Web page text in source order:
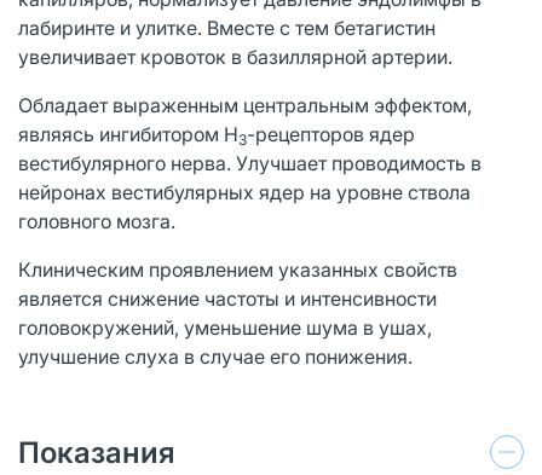
лабиринте и улитке. Вместе с тем бетагистин
увеличивает кровоток в базиллярной артерии.
Обладает выраженным центральным эффектом,
являясь ингибитором Н3-рецепторов ядер
вестибулярного нерва. Улучшает проводимость в
нейронах вестибулярных ядер на уровне ствола
головного мозга.
Клиническим проявлением указанных свойств
является снижение частоты и интенсивности
головокружений, уменьшение шума в ушах,
улучшение слуха в случае его понижения.
Показания